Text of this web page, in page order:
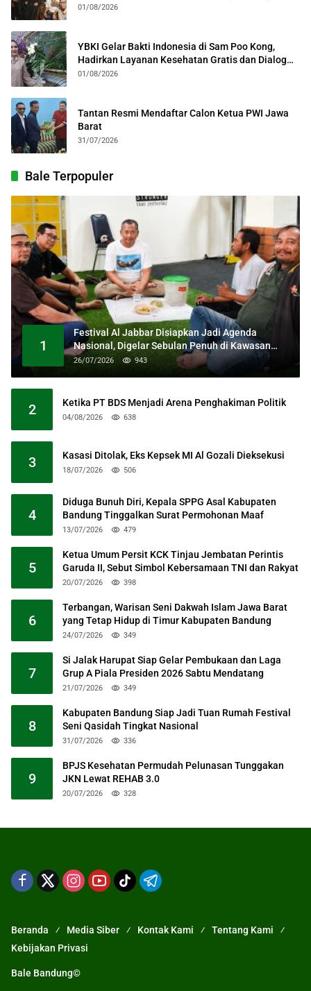
Kolosal
01/08/2026
YBKI Gelar Bakti Indonesia di Sam Poo Kong,
Hadirkan Layanan Kesehatan Gratis dan Dialog
Kebangsaan
01/08/2026
Tantan Resmi Mendaftar Calon Ketua PWI Jawa
Barat
31/07/2026
Bale Terpopuler
1
Festival Al Jabbar Disiapkan Jadi Agenda
Nasional, Digelar Sebulan Penuh di Kawasan
Masjid Raya Al Jabbar
26/07/2026 943
2 Ketika PT BDS Menjadi Arena Penghakiman Politik
04/08/2026 638
3 Kasasi Ditolak, Eks Kepsek MI Al Gozali Dieksekusi
18/07/2026 506
4
Diduga Bunuh Diri, Kepala SPPG Asal Kabupaten
Bandung Tinggalkan Surat Permohonan Maaf
13/07/2026 479
5
Ketua Umum Persit KCK Tinjau Jembatan Perintis
Garuda II, Sebut Simbol Kebersamaan TNI dan Rakyat
20/07/2026 398
6
Terbangan, Warisan Seni Dakwah Islam Jawa Barat
yang Tetap Hidup di Timur Kabupaten Bandung
24/07/2026 349
7
Si Jalak Harupat Siap Gelar Pembukaan dan Laga
Grup A Piala Presiden 2026 Sabtu Mendatang
21/07/2026 349
8
Kabupaten Bandung Siap Jadi Tuan Rumah Festival
Seni Qasidah Tingkat Nasional
31/07/2026 336
9
BPJS Kesehatan Permudah Pelunasan Tunggakan
JKN Lewat REHAB 3.0
20/07/2026 328
Beranda Media Siber Kontak Kami
Tentang Kami
Kebijakan Privasi
Bale Bandung©